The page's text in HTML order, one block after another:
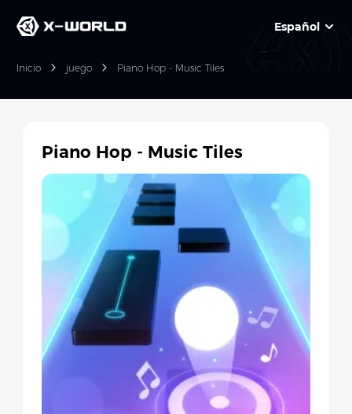
Español
Inicio juego Piano Hop - Music Tiles
Piano Hop - Music Tiles